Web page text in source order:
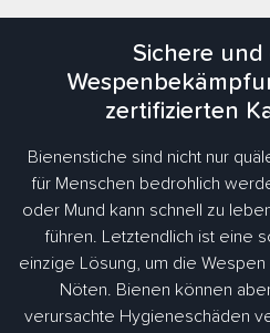
Sichere
zertifizierten
Bienenstiche sind nicht nur
für Menschen bedrohlich
oder Mund kann schnell zu
führen. Letztendlich ist eine
einzige Lösung, um die
Nöten. Bienen können
verursachte Hygieneschäden